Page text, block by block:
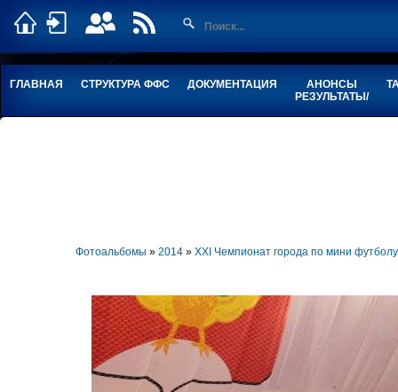
ГЛАВНАЯ СТРУКТУРА ФФС ДОКУМЕНТАЦИЯ
АНОНСЫ
РЕЗУЛЬТАТЫ/
Фотоальбомы » 2014» XXI Чемпионат города по мини